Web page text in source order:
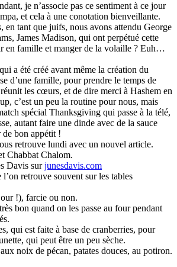
je n’associe pas ce sentiment à ce jour
et cela à une conotation bienveillante.
en tant que juifs, nous avons attendu George
James Madison, qui ont perpétué cette
en famille et manger de la volaille ? Euh…
a été créé avant même la création du
d’une famille, pour prendre le temps de
les cœurs, et de dire merci à Hashem en
c’est un peu la routine pour nous, mais
spécial Thanksgiving qui passe à la télé,
autant faire une dinde avec de la sauce
de bon appétit !
retrouve lundi avec un nouvel article.
Chabbat Chalom.
Davis surjunesdavis.com
retrouve souvent sur les tables
!), farcie ou non.
bon quand on les passe au four pendant
qui est faite à base de cranberries, pour
qui peut être un peu sèche.
noix de pécan, patates douces, au potiron.